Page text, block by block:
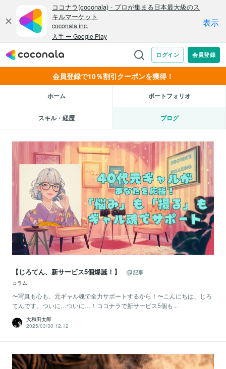
会員登録で10％割引クーポンを獲得！
ホーム ポートフォリオ
スキル・経歴 ブログ
【じろてん、新サービス5個爆誕！】
記事
コラム
〜写真も心も、元ギャル魂で全力サポートするから！〜こんにちは、じろ
てんです。ついに…ついに…！ココナラで新サービス5個も...
大和田太郎
2025/03/30 12:12